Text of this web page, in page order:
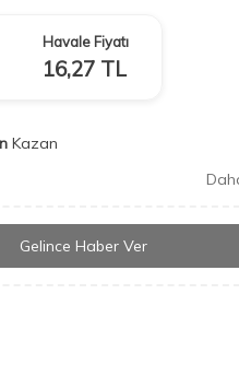
Havale Fiyatı
16,27 TL
Kazan
Gelince Haber Ver